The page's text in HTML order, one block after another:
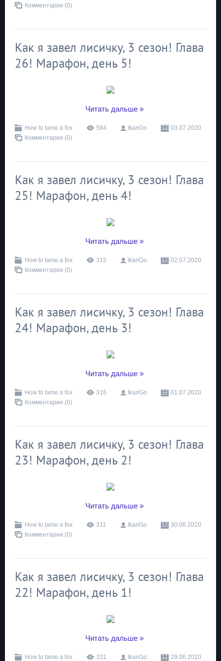
Комментарии (0)
Как я завел лисичку, 3 сезон! Глава
26! Марафон, день 5!
Читать дальше »
How to tame a fox 584 IkariGo
03.07.2020
Комментарии (0)
Как я завел лисичку, 3 сезон! Глава
25! Марафон, день 4!
Читать дальше »
How to tame a fox 315 IkariGo
02.07.2020
Комментарии (0)
Как я завел лисичку, 3 сезон! Глава
24! Марафон, день 3!
Читать дальше »
How to tame a fox 316 IkariGo
01.07.2020
Комментарии (0)
Как я завел лисичку, 3 сезон! Глава
23! Марафон, день 2!
Читать дальше »
How to tame a fox 311 IkariGo
30.06.2020
Комментарии (0)
Как я завел лисичку, 3 сезон! Глава
22! Марафон, день 1!
Читать дальше »
How to tame a fox 331 IkariGo 29.06.2020